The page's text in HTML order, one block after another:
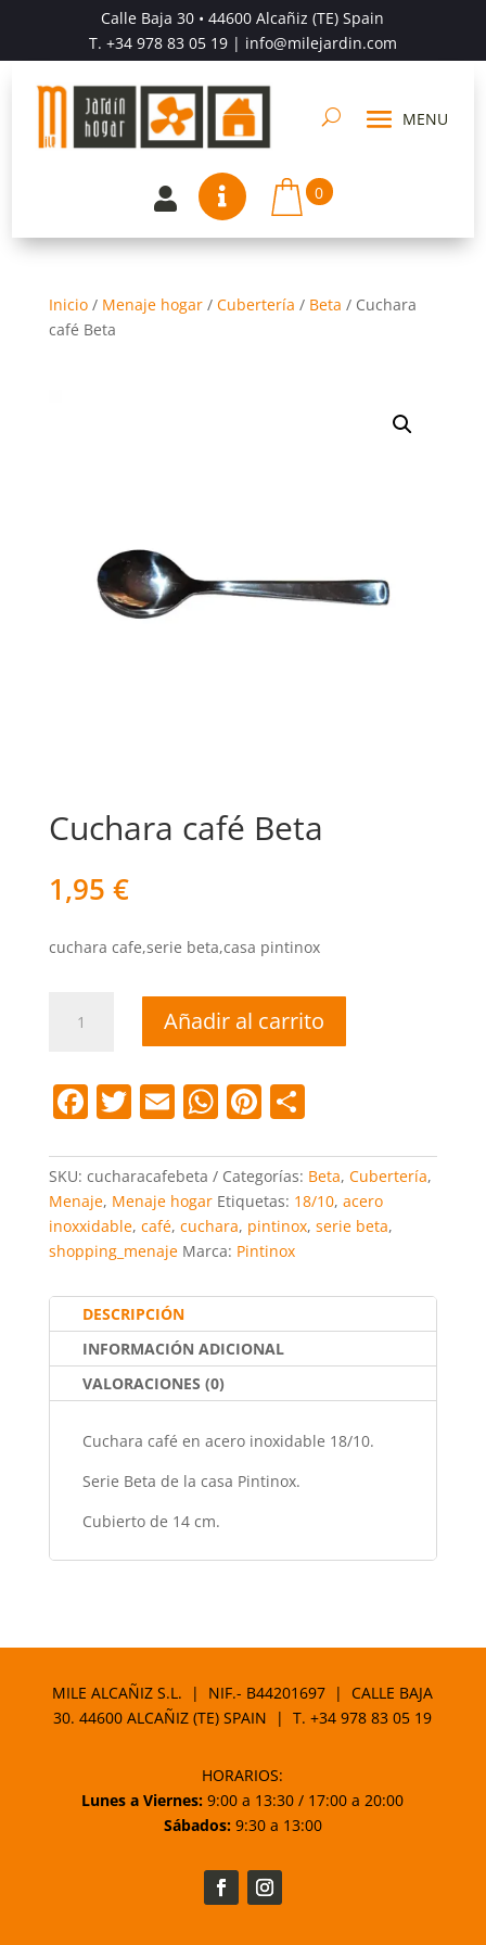
Calle Baja 30 • 44600 Alcañiz (TE) Spain
T. +34 978 83 05 19| info@milejardin.com
  0
Inicio/ Menaje hogar/ Cubertería / Beta / Cuchara
café Beta
Cuchara café Beta
1,95 €
cuchara cafe,serie beta,casa pintinox
Añadir al carrito
F
c
e
b
o
o
k
T
itt
er
E
ai
l
W
at
s
A
p
Pi
er
e
st
C
m
p
ar
SKU: cucharacafebeta Categorías: Beta, Cubertería,
Menaje, Menaje hogar Etiquetas: 18/10, acero
inoxxidable, café, cuchara, pintinox, serie beta,
shopping_menaje Marca: Pintinox
DESCRIPCIÓN
INFORMACIÓN ADICIONAL
VALORACIONES (0)
Cuchara café en acero inoxidable 18/10.
Serie Beta de la casa Pintinox.
Cubierto de 14 cm.
MILE ALCAÑIZ S.L. | NIF.- B44201697 | CALLE BAJA
30. 44600 ALCAÑIZ (TE) SPAIN | T.+34 978 83 05 19
HORARIOS:
Lunes a Viernes: 9:00 a 13:30 / 17:00 a 20:00
Sábados:9:30 a 13:00